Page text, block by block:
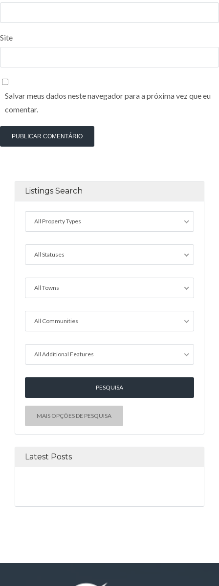
Site
Salvar meus dados neste navegador para a próxima vez que eu
comentar.
Listings Search
All Property Types
All Statuses
All Towns
All Communities
All Additional Features
MAIS OPÇÕES DE PESQUISA
Latest Posts